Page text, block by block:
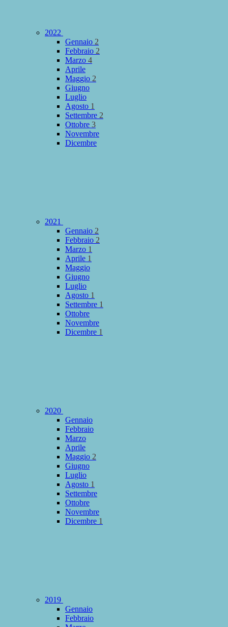
2022
Gennaio 2
Febbraio 2
Marzo 4
Aprile
Maggio 2
Giugno
Luglio
Agosto 1
Settembre 2
Ottobre 3
Novembre
Dicembre
2021
Gennaio 2
Febbraio 2
Marzo 1
Aprile 1
Maggio
Giugno
Luglio
Agosto 1
Settembre 1
Ottobre
Novembre
Dicembre 1
2020
Gennaio
Febbraio
Marzo
Aprile
Maggio 2
Giugno
Luglio
Agosto 1
Settembre
Ottobre
Novembre
Dicembre 1
2019
Gennaio
Febbraio